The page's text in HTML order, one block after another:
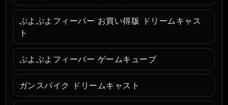
ぷよぷよフィーバー お買い得版 ドリームキャス
ト
ぷよぷよフィーバー ゲームキューブ
ガンスパイク ドリームキャスト